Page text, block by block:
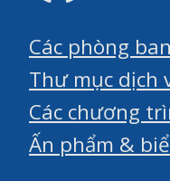
Các phòng
Thư mục dịch
Các chương
Ấn phẩm &